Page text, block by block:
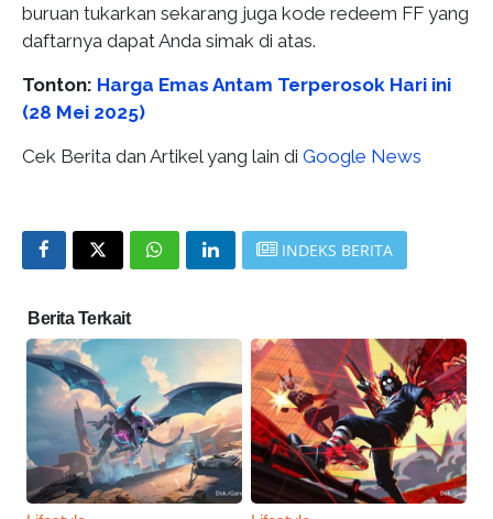
buruan tukarkan sekarang juga kode redeem FF yang
daftarnya dapat Anda simak di atas.
Tonton: Harga Emas Antam Terperosok Hari ini
(28 Mei 2025)
Cek Berita dan Artikel yang lain di Google News
INDEKS BERITA
Berita Terkait